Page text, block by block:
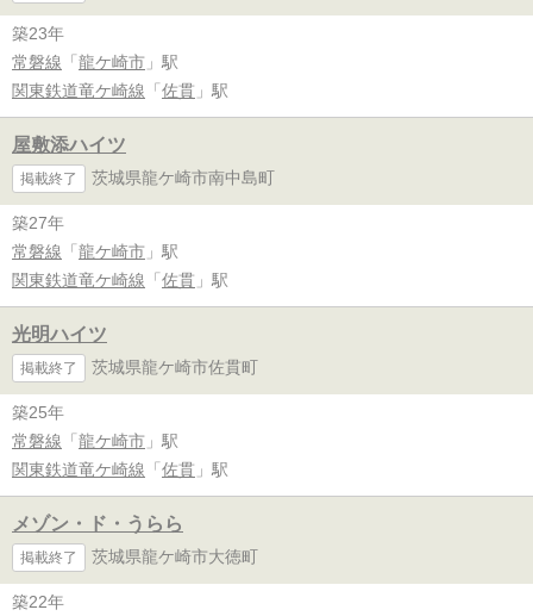
築23年
常磐線 「 龍ケ崎市 」駅
関東鉄道竜ケ崎線 「 佐貫 」駅
屋敷添ハイツ
掲載終了 茨城県龍ケ崎市南中島町
築27年
常磐線 「 龍ケ崎市 」駅
関東鉄道竜ケ崎線 「 佐貫 」駅
光明ハイツ
掲載終了 茨城県龍ケ崎市佐貫町
築25年
常磐線 「 龍ケ崎市 」駅
関東鉄道竜ケ崎線 「 佐貫 」駅
メゾン・ド・うらら
掲載終了 茨城県龍ケ崎市大徳町
築22年